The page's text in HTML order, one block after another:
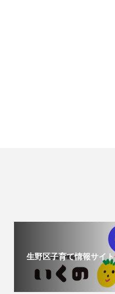
生野区子育て情報サイト